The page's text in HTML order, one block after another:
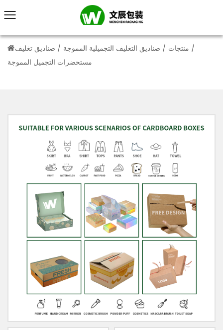
/ منتجات / صناديق التغليف التجميلية المموجة / صناديق تغليف
مستحضرات التجميل المموجة